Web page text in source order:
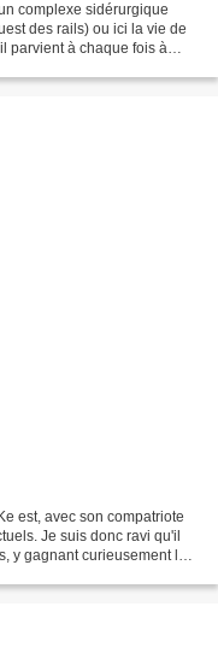
complexe sidérurgique
des rails) ou ici la vie de
parvient à chaque fois à
est, avec son compatriote
Je suis donc ravi qu'il
y gagnant curieusement le